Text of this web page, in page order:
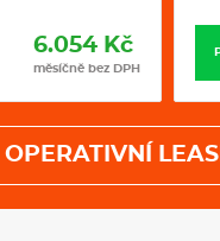
6.054 Kč
měsíčně bez DPH
OPERATIVNÍ